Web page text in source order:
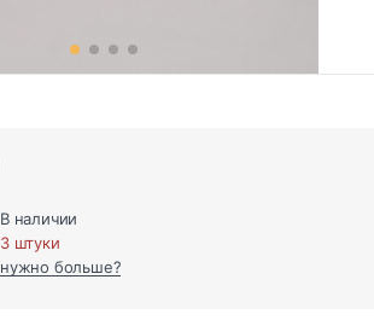
В наличии
3 штуки
нужно больше?